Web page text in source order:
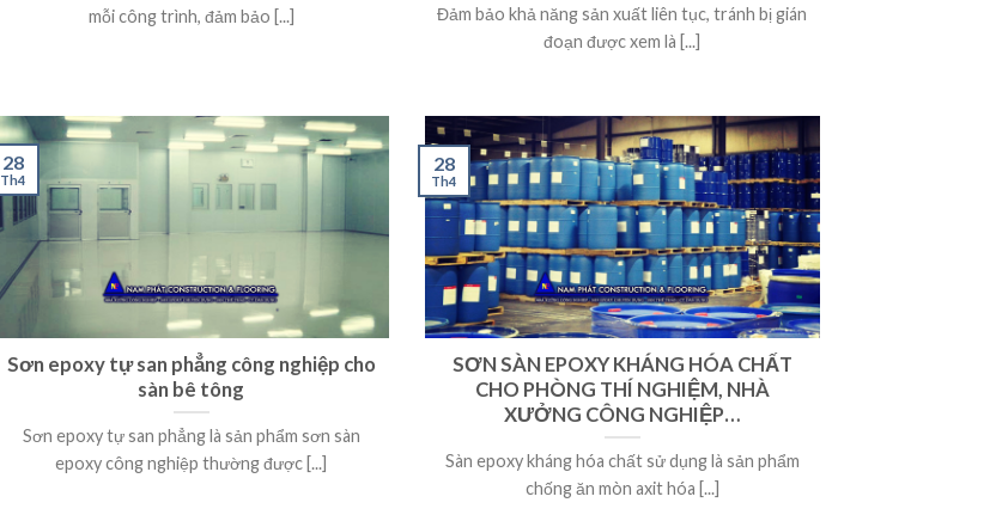
mỗi công trình, đảm bảo [...]
Đảm bảo khả năng sản xuất liên tục, tránh bị gián
đoạn được xem là [...]
Sơn epoxy tự san phẳng công nghiệp cho
sàn bê tông
Sơn epoxy tự san phẳng là sản phẩm sơn sàn
epoxy công nghiệp thường được [...]
28
Th4
SƠN SÀN EPOXY KHÁNG HÓA CHẤT
CHO PHÒNG THÍ NGHIỆM, NHÀ
XƯỞNG CÔNG NGHIỆP…
Sàn epoxy kháng hóa chất sử dụng là sản phẩm
chống ăn mòn axit hóa [...]
28
Th4